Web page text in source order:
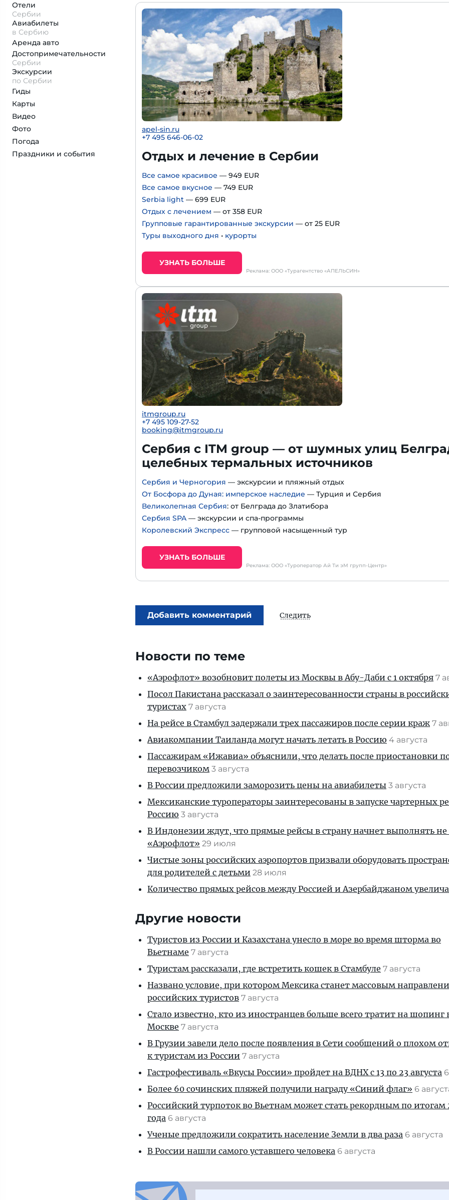
Отели
Сербии
Авиабилеты
в Сербию
Аренда авто
Достопримеча­тельности
Сербии
Экскурсии
по Сербии
Гиды
Карты
Видео
Фото
Погода
Праздники и события
apel-sin.ru
+7 495 646-06-02
Отдых и лечение в Сербии
Все самое красивое — 949 EUR
Все самое вкусное — 749 EUR
Serbia light — 699 EUR
Отдых с лечением — от 358 EUR
Групповые гарантированные экскурсии — от 25 EUR
Туры выходного дня • курорты
УЗНАТЬ БОЛЬШЕ
Реклама: ООО «Турагентство «АПЕЛЬСИН»
itmgroup.ru
+7 495 109-27-52
booking@itmgroup.ru
Сербия с ITM group — от шумных улиц
целебных термальных источников
Сербия и Черногория — экскурсии и пляжный отдых
От Босфора до Дуная: имперское наследие — Турция и Сербия
Великолепная Сербия: от Белграда до Златибора
Сербия SPA — экскурсии и спа-программы
Королевский Экспресс — групповой насыщенный тур
УЗНАТЬ БОЛЬШЕ
Реклама: ООО «Туроператор Ай Ти эМ групп-Центр»
Добавить комментарий Следить
Новости по теме
«Аэрофлот» возобновит полеты из Москвы в Абу-Даби с 1 октября 7
Посол Пакистана рассказал о заинтересованности страны в
туристах 7 августа
На рейсе в Стамбул задержали трех пассажиров после серии краж 7
Авиакомпании Таиланда могут начать летать в Россию 4 августа
Пассажирам «Ижавиа» объяснили, что делать после приостановки
перевозчиком 3 августа
В России предложили заморозить цены на авиабилеты 3 августа
Мексиканские туроператоры заинтересованы в запуске чартерных
Россию 3 августа
В Индонезии ждут, что прямые рейсы в страну начнет выполнять не
«Аэрофлот» 29 июля
Чистые зоны российских аэропортов призвали оборудовать
для родителей с детьми 28 июля
Количество прямых рейсов между Россией и Азербайджаном
Другие новости
Туристов из России и Казахстана унесло в море во время шторма во
Вьетнаме 7 августа
Туристам рассказали, где встретить кошек в Стамбуле 7 августа
Названо условие, при котором Мексика станет массовым
российских туристов 7 августа
Стало известно, кто из иностранцев больше всего тратит на шопинг
Москве 7 августа
В Грузии завели дело после появления в Сети сообщений о плохом
к туристам из России 7 августа
Гастрофестиваль «Вкусы России» пройдет на ВДНХ с 13 по 23 августа
Более 60 сочинских пляжей получили награду «Синий флаг» 6
Российский турпоток во Вьетнам может стать рекордным по итогам
года 6 августа
Ученые предложили сократить население Земли в два раза 6 августа
В России нашли самого уставшего человека 6 августа